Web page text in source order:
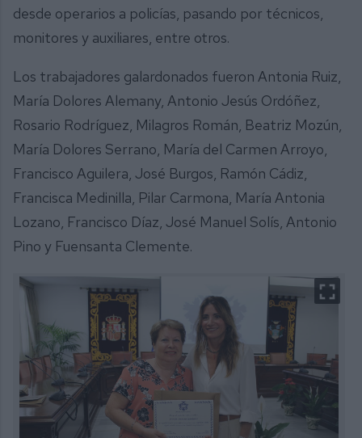
desde operarios a policías, pasando por técnicos,
monitores y auxiliares, entre otros.
Los trabajadores galardonados fueron Antonia Ruiz,
María Dolores Alemany, Antonio Jesús Ordóñez,
Rosario Rodríguez, Milagros Román, Beatriz Mozún,
María Dolores Serrano, María del Carmen Arroyo,
Francisco Aguilera, José Burgos, Ramón Cádiz,
Francisca Medinilla, Pilar Carmona, María Antonia
Lozano, Francisco Díaz, José Manuel Solís, Antonio
Pino y Fuensanta Clemente.